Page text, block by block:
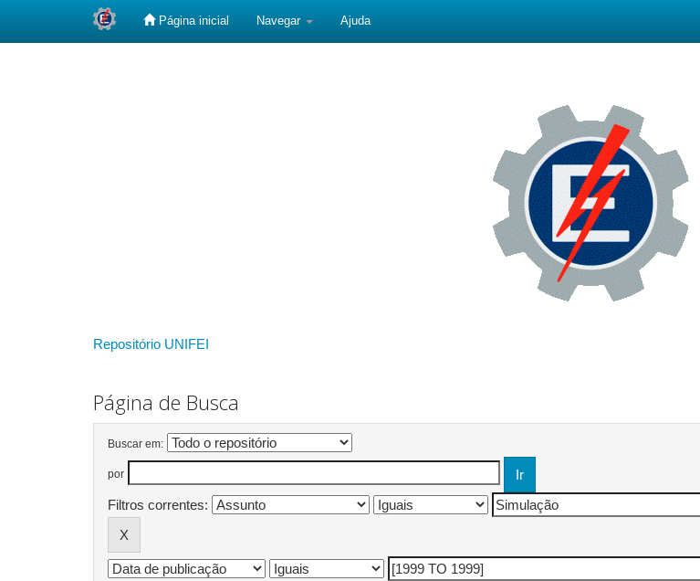
Página inicial Navegar Ajuda
Repositório UNIFEI
Página de Busca
Buscar em:
por
Filtros correntes: